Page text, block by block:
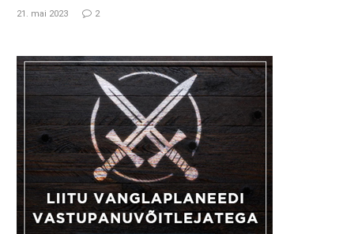
21. mai 2023 2